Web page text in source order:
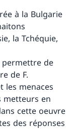
à la Bulgarie
la Tchéquie,
permettre de
de F.
les menaces
metteurs en
cette oeuvre
des réponses